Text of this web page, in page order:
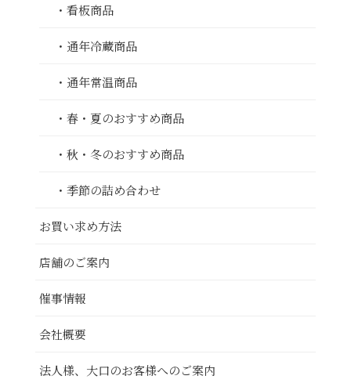
・看板商品
・通年冷蔵商品
・通年常温商品
・春・夏のおすすめ商品
・秋・冬のおすすめ商品
・季節の詰め合わせ
お買い求め方法
店舗のご案内
催事情報
会社概要
法人様、大口のお客様へのご案内